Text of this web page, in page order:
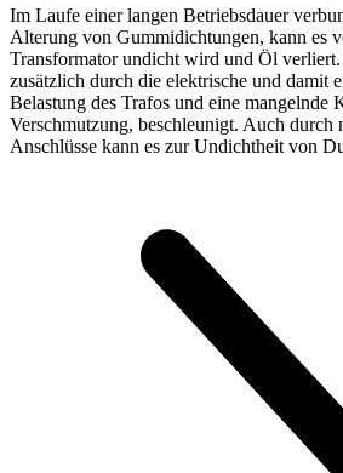
Im Laufe einer langen Betriebsdauer
Alterung von Gummidichtungen, kann es
Transformator undicht wird und Öl
zusätzlich durch die elektrische und damit
Belastung des Trafos und eine mangelnde
Verschmutzung, beschleunigt. Auch durch
Anschlüsse kann es zur Undichtheit von